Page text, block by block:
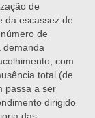
de
da escassez de
de
demanda
com
total (de
passa a ser
dirigido